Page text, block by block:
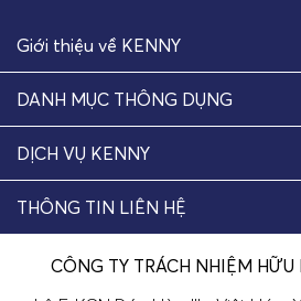
Giới thiệu về KENNY
DANH MỤC THÔNG DỤNG
DỊCH VỤ KENNY
THÔNG TIN LIÊN HỆ
CÔNG TY TRÁCH NHIỆM